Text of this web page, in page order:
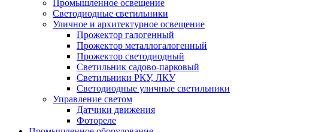
Промышленное освещение
Светодиодные светильники
Уличное и архитектурное освещение
Прожектор галогенный
Прожектор металлогалогенный
Прожектор светодиодный
Светильник садово-парковый
Светильники РКУ, ЛКУ
Светодиодные уличные светильники
Управление светом
Датчики движения
Фотореле